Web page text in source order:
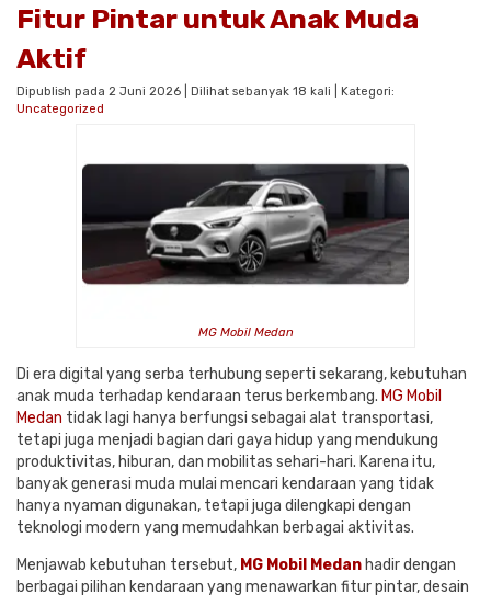
Fitur Pintar untuk Anak Muda
Aktif
Dipublish pada 2 Juni 2026 | Dilihat sebanyak 18 kali | Kategori:
Uncategorized
MG Mobil Medan
Di era digital yang serba terhubung seperti sekarang, kebutuhan
anak muda terhadap kendaraan terus berkembang. MG Mobil
Medan tidak lagi hanya berfungsi sebagai alat transportasi,
tetapi juga menjadi bagian dari gaya hidup yang mendukung
produktivitas, hiburan, dan mobilitas sehari-hari. Karena itu,
banyak generasi muda mulai mencari kendaraan yang tidak
hanya nyaman digunakan, tetapi juga dilengkapi dengan
teknologi modern yang memudahkan berbagai aktivitas.
Menjawab kebutuhan tersebut, MG Mobil Medan hadir dengan
berbagai pilihan kendaraan yang menawarkan fitur pintar, desain